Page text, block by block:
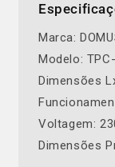
Marca:
Modelo:
Dimensões
Voltagem:
Dimensões